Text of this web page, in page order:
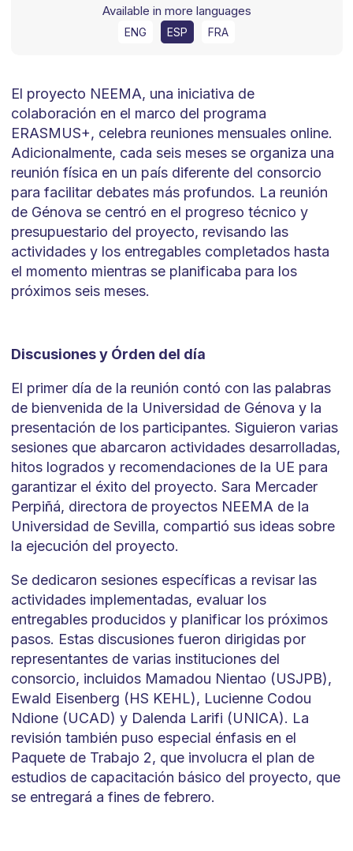
Available in more languages
ENG ESP FRA
El proyecto NEEMA, una iniciativa de
colaboración en el marco del programa
ERASMUS+, celebra reuniones mensuales online.
Adicionalmente, cada seis meses se organiza una
reunión física en un país diferente del consorcio
para facilitar debates más profundos. La reunión
de Génova se centró en el progreso técnico y
presupuestario del proyecto, revisando las
actividades y los entregables completados hasta
el momento mientras se planificaba para los
próximos seis meses.
Discusiones y Órden del día
El primer día de la reunión contó con las palabras
de bienvenida de la Universidad de Génova y la
presentación de los participantes. Siguieron varias
sesiones que abarcaron actividades desarrolladas,
hitos logrados y recomendaciones de la UE para
garantizar el éxito del proyecto. Sara Mercader
Perpiñá, directora de proyectos NEEMA de la
Universidad de Sevilla, compartió sus ideas sobre
la ejecución del proyecto.
Se dedicaron sesiones específicas a revisar las
actividades implementadas, evaluar los
entregables producidos y planificar los próximos
pasos. Estas discusiones fueron dirigidas por
representantes de varias instituciones del
consorcio, incluidos Mamadou Nientao (USJPB),
Ewald Eisenberg (HS KEHL), Lucienne Codou
Ndione (UCAD) y Dalenda Larifi (UNICA). La
revisión también puso especial énfasis en el
Paquete de Trabajo 2, que involucra el plan de
estudios de capacitación básico del proyecto, que
se entregará a fines de febrero.